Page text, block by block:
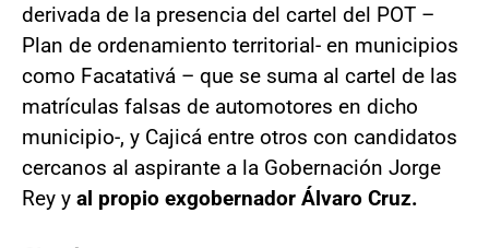
derivada de la presencia del cartel del POT –
Plan de ordenamiento territorial- en municipios
como Facatativá – que se suma al cartel de las
matrículas falsas de automotores en dicho
municipio-, y Cajicá entre otros con candidatos
cercanos al aspirante a la Gobernación Jorge
Rey y al propio exgobernador Álvaro Cruz.